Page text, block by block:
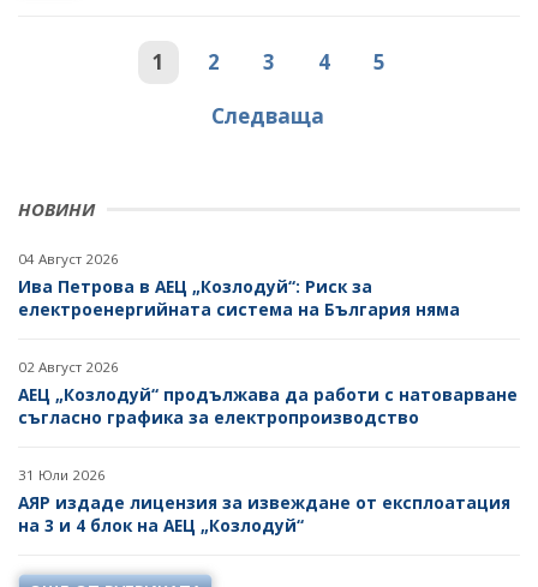
НОВИНИ
04 Август 2026
Ива Петрова в АЕЦ „Козлодуй“: Риск за
електроенергийната система на България няма
02 Август 2026
АЕЦ „Козлодуй“ продължава да работи с натоварване
съгласно графика за електропроизводство
31 Юли 2026
АЯР издаде лицензия за извеждане от експлоатация
на 3 и 4 блок на АЕЦ „Козлодуй“
1 2 3 4
5
Следваща